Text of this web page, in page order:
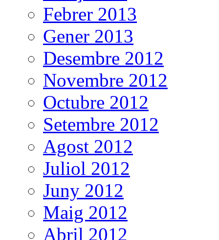
Febrer 2013
Gener 2013
Desembre 2012
Novembre 2012
Octubre 2012
Setembre 2012
Agost 2012
Juliol 2012
Juny 2012
Maig 2012
Abril 2012